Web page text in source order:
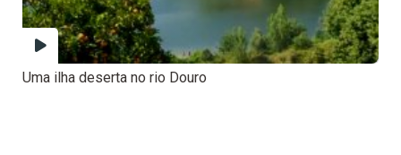
Uma ilha deserta no rio Douro